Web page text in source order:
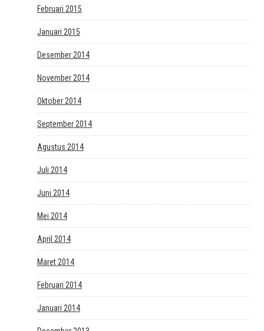
Februari 2015
Januari 2015
Desember 2014
November 2014
Oktober 2014
September 2014
Agustus 2014
Juli 2014
Juni 2014
Mei 2014
April 2014
Maret 2014
Februari 2014
Januari 2014